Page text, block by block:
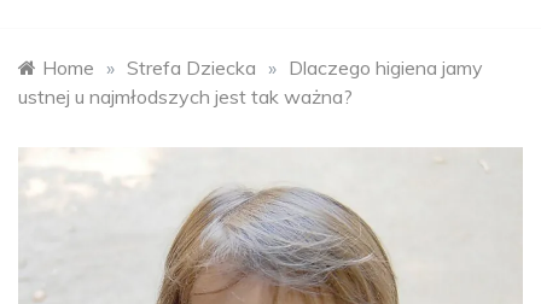
Home » Strefa Dziecka » Dlaczego higiena jamy
ustnej u najmłodszych jest tak ważna?